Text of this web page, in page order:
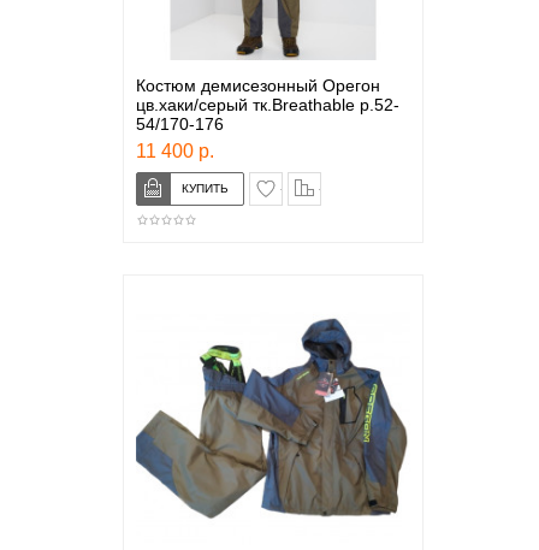
Костюм демисезонный Орегон
цв.хаки/серый тк.Breathable р.52-
54/170-176
11 400 р.
в закладки